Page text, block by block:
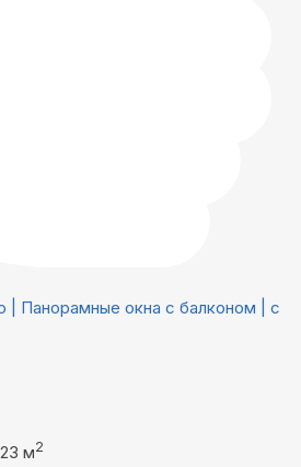
| Панорамные окна с балконом | с
м2